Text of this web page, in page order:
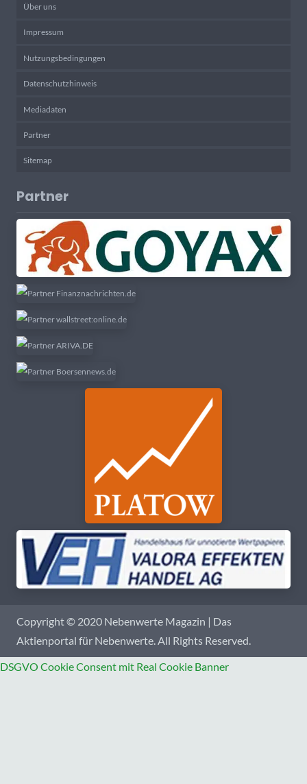
Über uns
Impressum
Nutzungsbedingungen
Datenschutzhinweis
Mediadaten
Partner
Sitemap
Partner
Copyright © 2020 Nebenwerte Magazin | Das
Aktienportal für Nebenwerte. All Rights Reserved.
DSGVO Cookie Consent mit Real Cookie Banner